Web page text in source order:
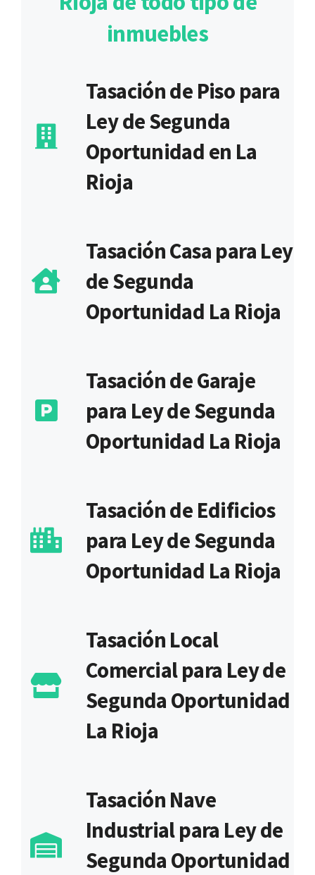
inmuebles
Tasación de Piso para
Ley de Segunda
Oportunidad en La
Rioja
Tasación Casa para Ley
de Segunda
Oportunidad La Rioja
Tasación de Garaje
para Ley de Segunda
Oportunidad La Rioja
Tasación de Edificios
para Ley de Segunda
Oportunidad La Rioja
Tasación Local
Comercial para Ley de
Segunda Oportunidad
La Rioja
Tasación Nave
Industrial para Ley de
Segunda Oportunidad